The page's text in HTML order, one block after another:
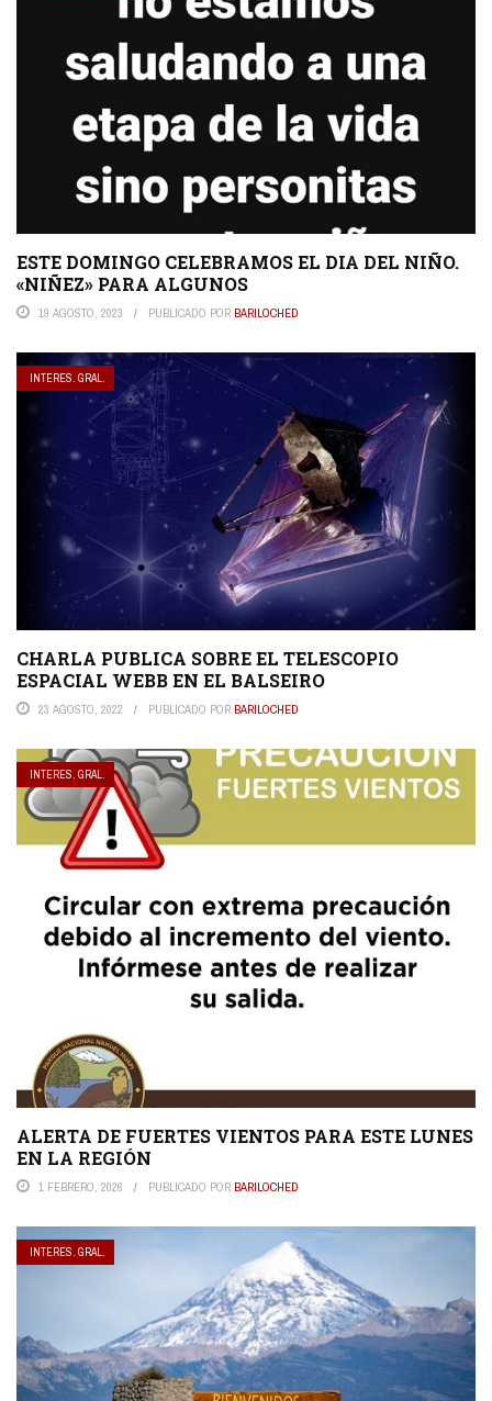
ESTE DOMINGO CELEBRAMOS EL DIA DEL NIÑO.
«NIÑEZ» PARA ALGUNOS
19 AGOSTO, 2023 PUBLICADO POR BARILOCHED
INTERES. GRAL.
CHARLA PUBLICA SOBRE EL TELESCOPIO
ESPACIAL WEBB EN EL BALSEIRO
23 AGOSTO, 2022 PUBLICADO POR BARILOCHED
INTERES. GRAL.
ALERTA DE FUERTES VIENTOS PARA ESTE LUNES
EN LA REGIÓN
1 FEBRERO, 2026 PUBLICADO POR BARILOCHED
INTERES. GRAL.